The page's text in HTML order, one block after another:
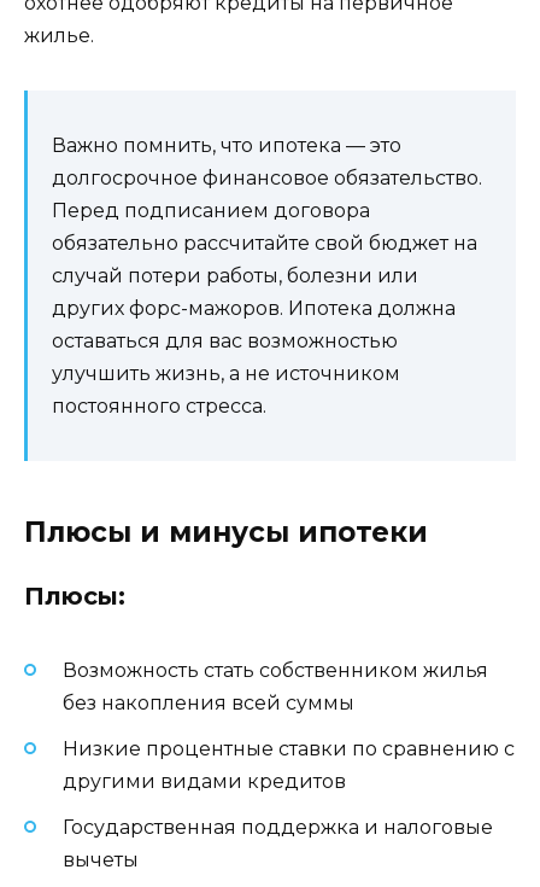
жилье.
Важно помнить, что ипотека — это
долгосрочное финансовое обязательство.
Перед подписанием договора
обязательно рассчитайте свой бюджет на
случай потери работы, болезни или
других форс-мажоров. Ипотека должна
оставаться для вас возможностью
улучшить жизнь, а не источником
постоянного стресса.
Плюсы и минусы ипотеки
Плюсы:
Возможность стать собственником жилья
без накопления всей суммы
Низкие процентные ставки по сравнению с
другими видами кредитов
Государственная поддержка и налоговые
вычеты